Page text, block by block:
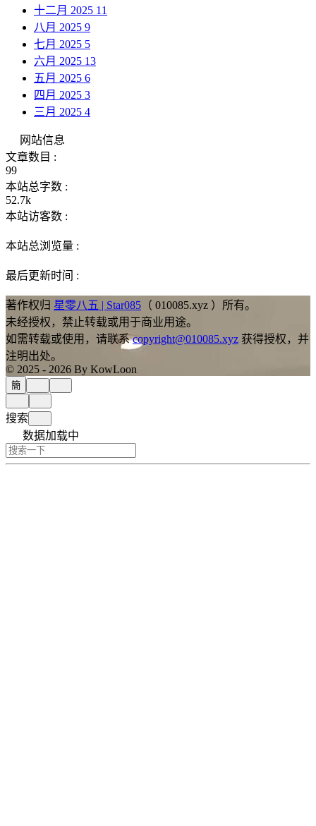
十二月 2025 11
八月 2025 9
七月 2025 5
六月 2025 13
五月 2025 6
四月 2025 3
三月 2025 4
网站信息
文章数目 :
99
本站总字数 :
52.7k
本站访客数 :
本站总浏览量 :
最后更新时间 :
著作权归 星零八五 | Star085 （ 010085.xyz ）所有。
未经授权，禁止转载或用于商业用途。
如需转载或使用，请联系copyright@010085.xyz 获得授权，并
注明出处。
© 2025 - 2026 By KowLoon
簡
搜索
数据加载中